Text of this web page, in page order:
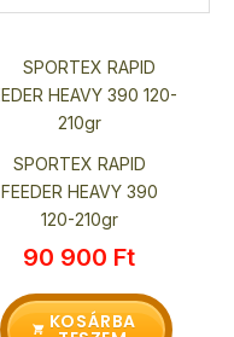
SPORTEX RAPID
FEEDER HEAVY 390
120-210gr
90 900 Ft
KOSÁRBA